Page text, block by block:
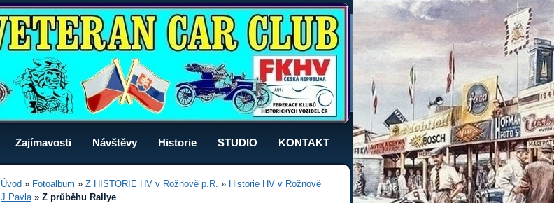
Zajímavosti Návštěvy Historie STUDIO KONTAKT
Úvod » Fotoalbum » Z HISTORIE HV v Rožnově p.R. » Historie HV v Rožnově
J.Pavla» Z průběhu Rallye